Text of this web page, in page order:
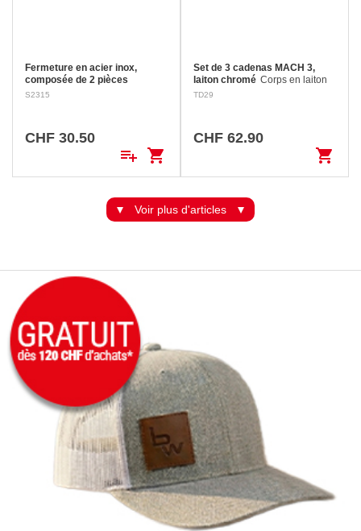
Fermeture en acier inox,
composée de 2 pièces
Lorsqu'elle est fermée, les vis de
Ø 12 mm Longueur…
S2315
CHF 30.50
playlist_add shopping_cart
Set de 3 cadenas MACH 3,
laiton chromé Corps en laiton
nickelé monobloc. Anse en acier
chaque…
TD29
CHF 62.90
shopping_cart
Voir plus d'articles